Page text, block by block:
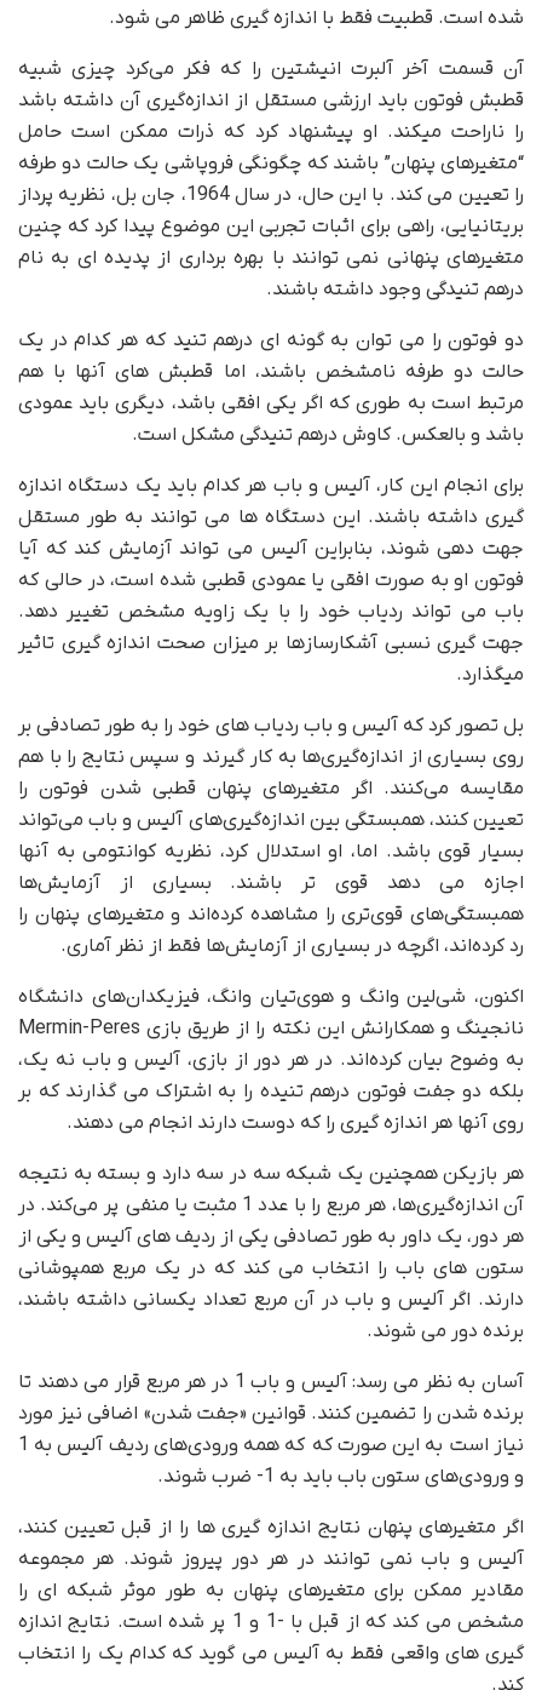
شده است. قطبیت فقط با اندازه گیری ظاهر می شود.
آن قسمت آخر آلبرت انیشتین را که فکر می‌کرد چیزی شبیه
قطبش فوتون باید ارزشی مستقل از اندازه‌گیری آن داشته باشد
را ناراحت میکند. او پیشنهاد کرد که ذرات ممکن است حامل
“متغیرهای پنهان” باشند که چگونگی فروپاشی یک حالت دو طرفه
را تعیین می کند. با این حال، در سال 1964، جان بل، نظریه پرداز
بریتانیایی، راهی برای اثبات تجربی این موضوع پیدا کرد که چنین
متغیرهای پنهانی نمی توانند با بهره برداری از پدیده ای به نام
درهم تنیدگی وجود داشته باشند.
دو فوتون را می توان به گونه ای درهم تنید که هر کدام در یک
حالت دو طرفه نامشخص باشند، اما قطبش های آنها با هم
مرتبط است به طوری که اگر یکی افقی باشد، دیگری باید عمودی
باشد و بالعکس. کاوش درهم تنیدگی مشکل است.
برای انجام این کار، آلیس و باب هر کدام باید یک دستگاه اندازه
گیری داشته باشند. این دستگاه ها می توانند به طور مستقل
جهت دهی شوند، بنابراین آلیس می تواند آزمایش کند که آیا
فوتون او به صورت افقی یا عمودی قطبی شده است، در حالی که
باب می تواند ردیاب خود را با یک زاویه مشخص تغییر دهد.
جهت گیری نسبی آشکارسازها بر میزان صحت اندازه گیری تاثیر
میگذارد.
بل تصور کرد که آلیس و باب ردیاب های خود را به طور تصادفی بر
روی بسیاری از اندازه‌گیری‌ها به کار گیرند و سپس نتایج را با هم
مقایسه می‌کنند. اگر متغیرهای پنهان قطبی شدن فوتون را
تعیین کنند، همبستگی بین اندازه‌گیری‌های آلیس و باب می‌تواند
بسیار قوی باشد. اما، او استدلال کرد، نظریه کوانتومی به آنها
اجازه می دهد قوی تر باشند. بسیاری از آزمایش‌ها
همبستگی‌های قوی‌تری را مشاهده کرده‌اند و متغیرهای پنهان را
رد کرده‌اند، اگرچه در بسیاری از آزمایش‌ها فقط از نظر آماری.
اکنون، شی‌لین وانگ و هوی‌تیان وانگ، فیزیکدان‌های دانشگاه
نانجینگ و همکارانش این نکته را از طریق بازی Mermin-Peres
به وضوح بیان کرده‌اند. در هر دور از بازی، آلیس و باب نه یک،
بلکه دو جفت فوتون درهم تنیده را به اشتراک می گذارند که بر
روی آنها هر اندازه گیری را که دوست دارند انجام می دهند.
هر بازیکن همچنین یک شبکه سه در سه دارد و بسته به نتیجه
آن اندازه‌گیری‌ها، هر مربع را با عدد 1 مثبت یا منفی پر می‌کند. در
هر دور، یک داور به طور تصادفی یکی از ردیف های آلیس و یکی از
ستون های باب را انتخاب می کند که در یک مربع همپوشانی
دارند. اگر آلیس و باب در آن مربع تعداد یکسانی داشته باشند،
برنده دور می شوند.
آسان به نظر می رسد: آلیس و باب 1 در هر مربع قرار می دهند تا
برنده شدن را تضمین کنند. قوانین «جفت شدن» اضافی نیز مورد
نیاز است به این صورت که که همه ورودی‌های ردیف آلیس به 1
و ورودی‌های ستون باب باید به 1- ضرب شوند.
اگر متغیرهای پنهان نتایج اندازه گیری ها را از قبل تعیین کنند،
آلیس و باب نمی توانند در هر دور پیروز شوند. هر مجموعه
مقادیر ممکن برای متغیرهای پنهان به طور موثر شبکه ای را
مشخص می کند که از قبل با -1 و 1 پر شده است. نتایج اندازه
گیری های واقعی فقط به آلیس می گوید که کدام یک را انتخاب
کند.